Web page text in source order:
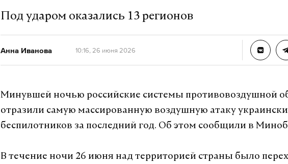
трехлетний ребенок и десятилетний ребенок, как рассказал
А еще мы есть вTelegram,ДзениVK.
Telegram Дзен
Под ударом оказались 13 регионов
Анна Иванова 10:16, 26 июня 2026
Минувшей ночью российские системы противовоздушной
отразили самую массированную воздушную атаку
беспилотников за последний год. Об этом сообщили в
В течение ночи 26 июня над территорией страны было